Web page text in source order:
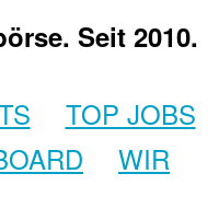
Seit 2010.
TOP JOBS
WIR